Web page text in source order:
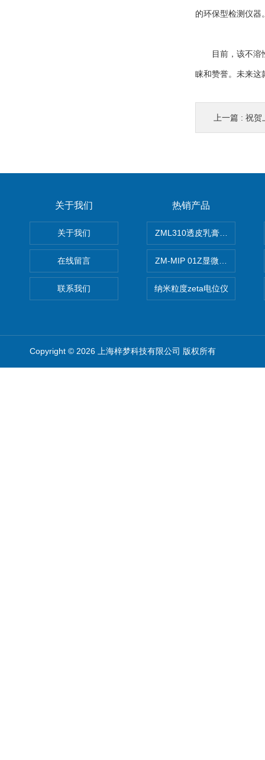
的环保型检测仪器
目前，该不溶性
睐和赞誉。未来这
上一篇 : 祝贺
关于我们
关于我们
在线留言
联系我们
热销产品
ZML310透皮乳膏粒度晶型分
ZM-MIP 01Z显微镜法不溶性
纳米粒度zeta电位仪
Copyright © 2026 上海梓梦科技有限公司 版权所有